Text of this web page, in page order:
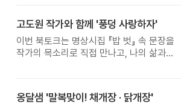
고도원 작가와 함께 '풍덩 사랑하자'
이번 북토크는 명상시집 『밥 벗』 속 문장을
작가의 목소리로 직접 만나고, 나의 삶과
옹달샘 '말복맞이! 채개장 · 닭개장'